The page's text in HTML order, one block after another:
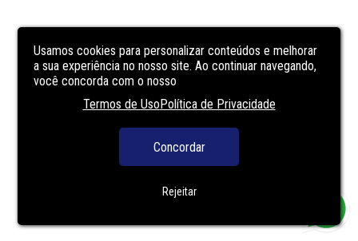
Usamos cookies para personalizar conteúdos e melhorar
a sua experiência no nosso site. Ao continuar navegando,
você concorda com o nosso
Termos de UsoPolítica de Privacidade
Concordar
Rejeitar